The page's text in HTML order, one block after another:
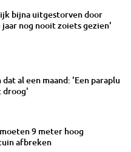
bijna uitgestorven door
nog nooit zoiets gezien'
al een maand: 'Een paraplu
droog'
9 meter hoog
afbreken